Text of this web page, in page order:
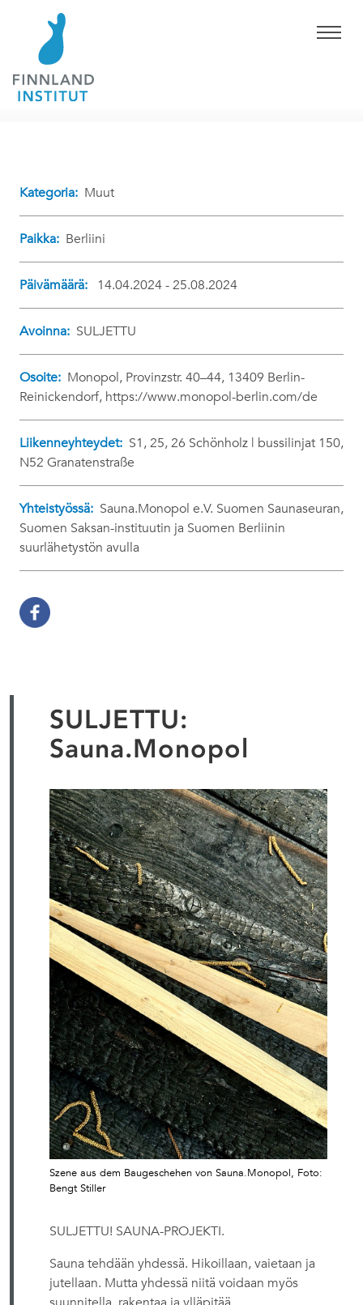
Kategoria: Muut
Paikka: Berliini
Päivämäärä: 14.04.2024 - 25.08.2024
Avoinna: SULJETTU
Osoite: Monopol, Provinzstr. 40–44, 13409 Berlin-
Reinickendorf, https://www.monopol-berlin.com/de
Liikenneyhteydet: S1, 25, 26 Schönholz | bussilinjat 150,
N52 Granatenstraße
Yhteistyössä: Sauna.Monopol e.V. Suomen Saunaseuran,
Suomen Saksan-instituutin ja Suomen Berliinin
suurlähetystön avulla
SULJETTU:
Sauna.Monopol
Szene aus dem Baugeschehen von Sauna.Monopol, Foto:
Bengt Stiller
SULJETTU! SAUNA-PROJEKTI.
Sauna tehdään yhdessä. Hikoillaan, vaietaan ja
jutellaan. Mutta yhdessä niitä voidaan myös